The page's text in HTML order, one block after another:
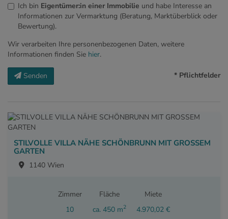
Ich bin Eigentümer:in einer Immobilie und habe Interesse an
Informationen zur Vermarktung (Beratung, Marktüberblick oder
Bewertung).
Wir verarbeiten Ihre personenbezogenen Daten, weitere
Informationen finden Sie hier.
Senden * Pflichtfelder
STILVOLLE VILLA NÄHE SCHÖNBRUNN MIT GROSSEM
GARTEN
1140 Wien
Zimmer
10
Fläche
ca. 450 m2
Miete
4.970,02 €